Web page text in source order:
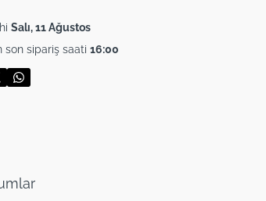
Salı, 11 Ağustos
son sipariş saati 16:00